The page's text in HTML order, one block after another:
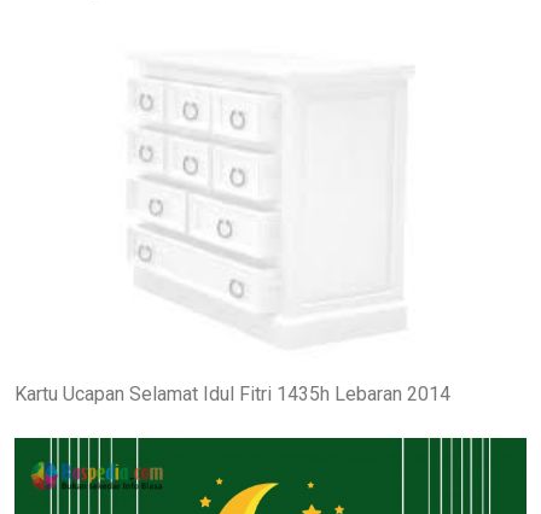
Kartu Ucapan Selamat Idul Fitri 1435h Lebaran 2014